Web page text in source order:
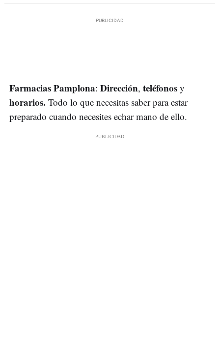
Farmacias Pamplona: Dirección, teléfonos y
horarios. Todo lo que necesitas saber para estar
preparado cuando necesites echar mano de ello.